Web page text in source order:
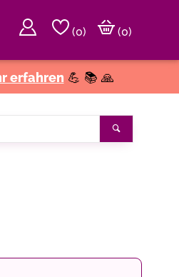
(0)
(0)
erfahren 💪 📚 🙏